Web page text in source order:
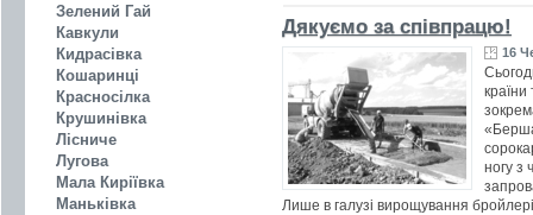
Зелений Гай
Кавкули
Кидрасівка
Кошаринці
Красносілка
Крушинівка
Лісниче
Лугова
Мала Киріївка
Маньківка
Дякуємо за співпрацю!
16
країни
ногу з
Лише в галузі вирощування